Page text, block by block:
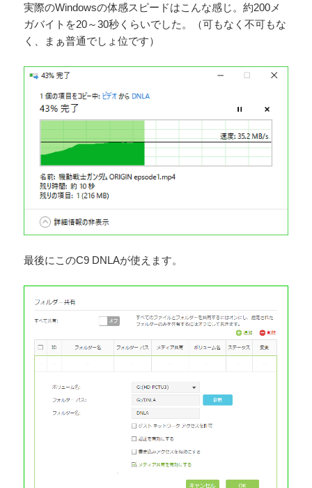
実際のWindowsの体感スピードはこんな感じ。約200メ
ガバイトを20～30秒くらいでした。（可もなく不可もな
く、まぁ普通でしょ位です）
最後にこのC9 DNLAが使えます。